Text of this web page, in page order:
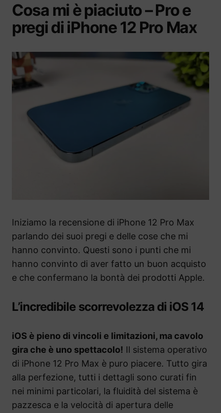
Cosa mi è piaciuto – Pro e
pregi di iPhone 12 Pro Max
Iniziamo la recensione di iPhone 12 Pro Max
parlando dei suoi pregi e delle cose che mi
hanno convinto. Questi sono i punti che mi
hanno convinto di aver fatto un buon acquisto
e che confermano la bontà dei prodotti Apple.
L’incredibile scorrevolezza di iOS 14
iOS è pieno di vincoli e limitazioni, ma cavolo
gira che è uno spettacolo! Il sistema operativo
di iPhone 12 Pro Max è puro piacere. Tutto gira
alla perfezione, tutti i dettagli sono curati fin
nei minimi particolari, la fluidità del sistema è
pazzesca e la velocità di apertura delle